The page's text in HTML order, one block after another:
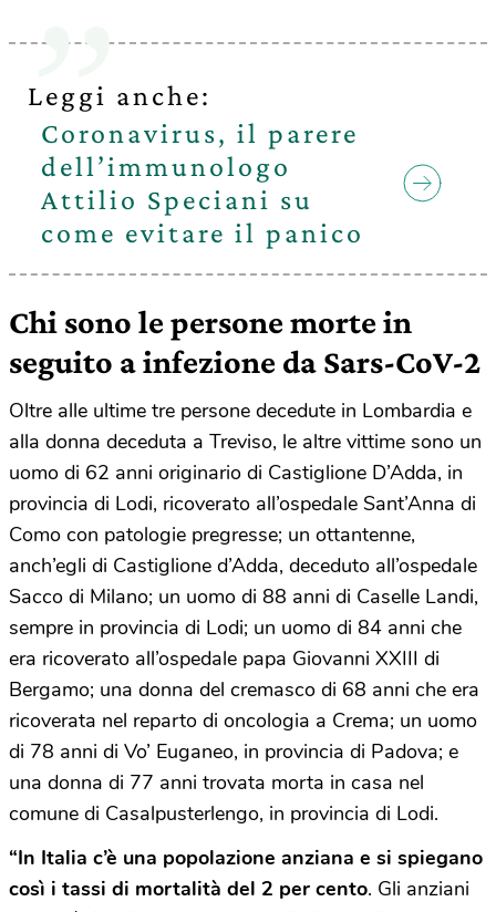
Leggi anche:
Coronavirus, il parere
dell’immunologo
Attilio Speciani su
come evitare il panico
Chi sono le persone morte in
seguito a infezione da Sars-CoV-2
Oltre alle ultime tre persone decedute in Lombardia e
alla donna deceduta a Treviso, le altre vittime sono un
uomo di 62 anni originario di Castiglione D’Adda, in
provincia di Lodi, ricoverato all’ospedale Sant’Anna di
Como con patologie pregresse; un ottantenne,
anch’egli di Castiglione d’Adda, deceduto all’ospedale
Sacco di Milano; un uomo di 88 anni di Caselle Landi,
sempre in provincia di Lodi; un uomo di 84 anni che
era ricoverato all’ospedale papa Giovanni XXIII di
Bergamo; una donna del cremasco di 68 anni che era
ricoverata nel reparto di oncologia a Crema; un uomo
di 78 anni di Vo’ Euganeo, in provincia di Padova; e
una donna di 77 anni trovata morta in casa nel
comune di Casalpusterlengo, in provincia di Lodi.
“In Italia c’è una popolazione anziana e si spiegano
così i tassi di mortalità del 2 per cento. Gli anziani